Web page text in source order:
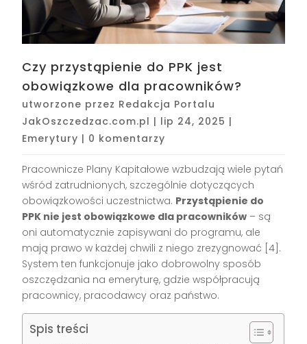
Czy przystąpienie do PPK jest
obowiązkowe dla pracowników?
utworzone przez Redakcja Portalu
JakOszczedzac.com.pl | lip 24, 2025 |
Emerytury | 0 komentarzy
Pracownicze Plany Kapitałowe wzbudzają wiele pytań
wśród zatrudnionych, szczególnie dotyczących
obowiązkowości uczestnictwa. Przystąpienie do
PPK nie jest obowiązkowe dla pracowników – są
oni automatycznie zapisywani do programu, ale
mają prawo w każdej chwili z niego zrezygnować [4].
System ten funkcjonuje jako dobrowolny sposób
oszczędzania na emeryturę, gdzie współpracują
pracownicy, pracodawcy oraz państwo.
Spis treści